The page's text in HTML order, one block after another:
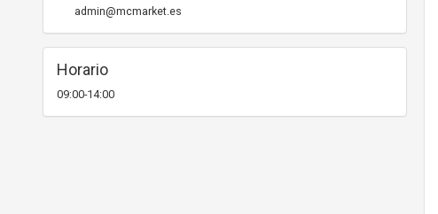
admin@mcmarket.es
Horario
09:00-14:00